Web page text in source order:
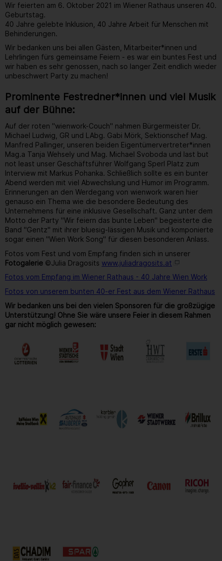
Wir feierten am 6. Oktober 2021 im Wiener Rathaus unseren 40.
Geburtstag.
40 Jahre gelebte Inklusion, 40 Jahre Arbeit für Menschen mit
Behinderungen.
Wir bedanken uns bei allen Gästen, Mitarbeiter*innen und
Lehrlingen fürs gemeinsame Feiern - es war ein buntes Fest und
wir haben es sehr genossen, nach so langer Zeit endlich wieder
unbeschwert Party zu machen!
Prominente Festredner*innen und viel Musik
auf der Bühne:
Auf der roten "wienwork-Couch" nahmen Bürgermeister Dr.
Michael Ludwig, GR und LAbg. Gabi Mörk, Sektionschef Mag.
Manfred Pallinger, unseren beiden Eigentümervertreter*innen
Mag.a Tanja Wehsely und Mag. Michael Svoboda und last but
not least unser Geschäftsführer Wolfgang Sperl Platz zum
Interview mit Markus Pohanka. Schließlich sollte es ein bunter
Abend werden mit viel Abwechslung und Humor im Programm.
Erinnerungen an den Werdegang von wienwork waren hier
genauso ein Thema wie die besondere Bedeutung des
Unternehmens für eine inklusive Gesellschaft. Ganz unter dem
Motto der Party "Wir feiern das bunte Leben" begeisterte die
Band "Gentz" mit ihrer bluesig-lässigen Musik und komponierte
sogar einen "Wien Work Song" für diesen besonderen Anlass.
Fotos vom Fest und vom Empfang finden sich in unserer
Fotogalerie ©Julia Dragosits www.juliadragosits.at
Fotos vom Empfang im Wiener Rathaus - 40 Jahre Wien Work
Fotos von unserem bunten 40-er Fest aus dem Wiener Rathaus
Wir bedanken uns bei den vielen Sponsoren für die großzügige
Unterstützung! Ohne Sie wäre unsere Feier in diesem Rahmen
gar nicht möglich gewesen: